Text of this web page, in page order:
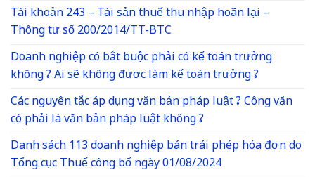
Tài khoản 243 – Tài sản thuế thu nhập hoãn lại –
Thông tư số 200/2014/TT-BTC
Doanh nghiệp có bắt buộc phải có kế toán trưởng
không ? Ai sẽ không được làm kế toán trưởng ?
Các nguyên tắc áp dụng văn bản pháp luật ? Công văn
có phải là văn bản pháp luật không ?
Danh sách 113 doanh nghiệp bán trái phép hóa đơn do
Tổng cục Thuế công bố ngày 01/08/2024